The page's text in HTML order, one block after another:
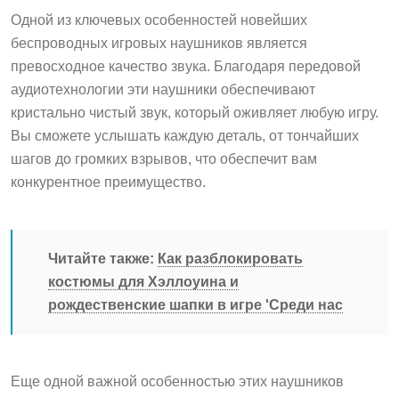
Одной из ключевых особенностей новейших
беспроводных игровых наушников является
превосходное качество звука. Благодаря передовой
аудиотехнологии эти наушники обеспечивают
кристально чистый звук, который оживляет любую игру.
Вы сможете услышать каждую деталь, от тончайших
шагов до громких взрывов, что обеспечит вам
конкурентное преимущество.
Читайте также: Как разблокировать
костюмы для Хэллоуина и
рождественские шапки в игре 'Среди нас
Еще одной важной особенностью этих наушников